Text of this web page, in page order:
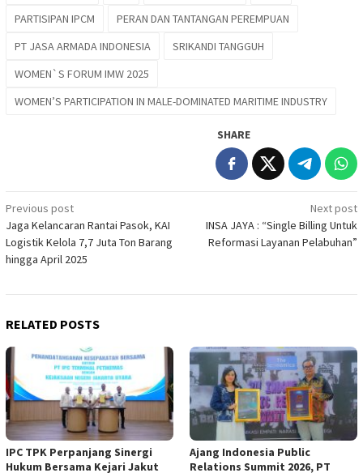
PARTISIPAN IPCM
PERAN DAN TANTANGAN PEREMPUAN
PT JASA ARMADA INDONESIA
SRIKANDI TANGGUH
WOMEN`S FORUM IMW 2025
WOMEN’S PARTICIPATION IN MALE-DOMINATED MARITIME INDUSTRY
SHARE
Post
navigation
Previous post
Jaga Kelancaran Rantai Pasok, KAI
Logistik Kelola 7,7 Juta Ton Barang
hingga April 2025
Next post
INSA JAYA : “Single Billing Untuk
Reformasi Layanan Pelabuhan”
RELATED POSTS
IPC TPK Perpanjang Sinergi
Hukum Bersama Kejari Jakut
Ajang Indonesia Public
Relations Summit 2026, PT